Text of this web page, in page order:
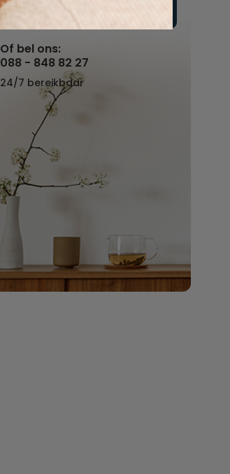
Vul hier uw wensen in
Of bel ons:
088 - 848 82 27
24/7 bereikbaar